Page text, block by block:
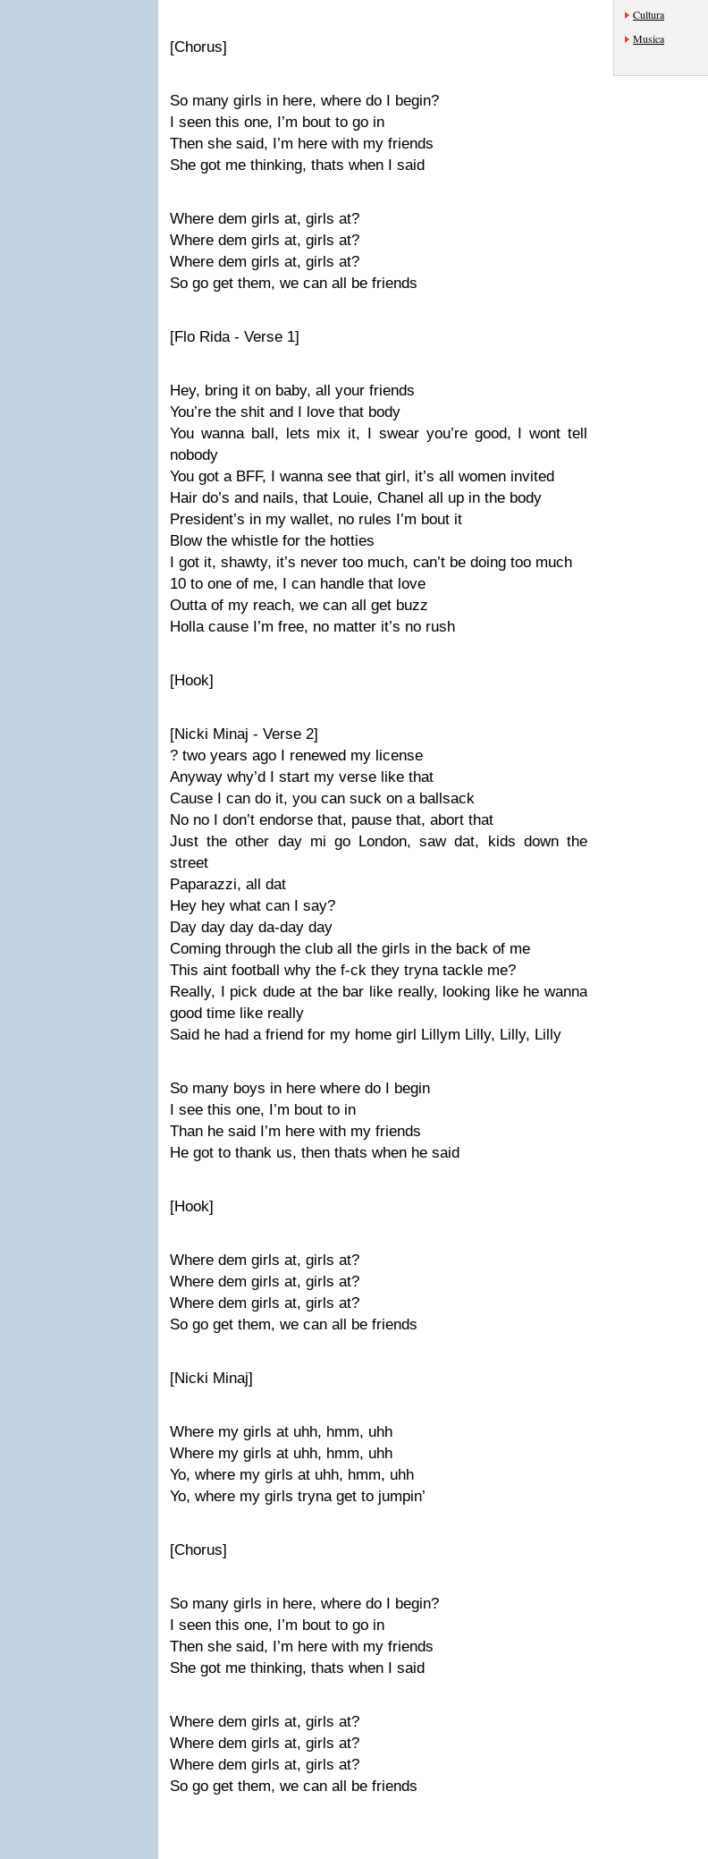
[Chorus]
So many girls in here, where do I begin?
I seen this one, I’m bout to go in
Then she said, I’m here with my friends
She got me thinking, thats when I said
Where dem girls at, girls at?
Where dem girls at, girls at?
Where dem girls at, girls at?
So go get them, we can all be friends
[Flo Rida - Verse 1]
Hey, bring it on baby, all your friends
You’re the shit and I love that body
You wanna ball, lets mix it, I swear you’re good, I wont tell
nobody
You got a BFF, I wanna see that girl, it’s all women invited
Hair do’s and nails, that Louie, Chanel all up in the body
President’s in my wallet, no rules I’m bout it
Blow the whistle for the hotties
I got it, shawty, it’s never too much, can’t be doing too much
10 to one of me, I can handle that love
Outta of my reach, we can all get buzz
Holla cause I’m free, no matter it’s no rush
[Hook]
[Nicki Minaj - Verse 2]
? two years ago I renewed my license
Anyway why’d I start my verse like that
Cause I can do it, you can suck on a ballsack
No no I don’t endorse that, pause that, abort that
Just the other day mi go London, saw dat, kids down the
street
Paparazzi, all dat
Hey hey what can I say?
Day day day da-day day
Coming through the club all the girls in the back of me
This aint football why the f-ck they tryna tackle me?
Really, I pick dude at the bar like really, looking like he wanna
good time like really
Said he had a friend for my home girl Lillym Lilly, Lilly, Lilly
So many boys in here where do I begin
I see this one, I’m bout to in
Than he said I’m here with my friends
He got to thank us, then thats when he said
[Hook]
Where dem girls at, girls at?
Where dem girls at, girls at?
Where dem girls at, girls at?
So go get them, we can all be friends
[Nicki Minaj]
Where my girls at uhh, hmm, uhh
Where my girls at uhh, hmm, uhh
Yo, where my girls at uhh, hmm, uhh
Yo, where my girls tryna get to jumpin’
[Chorus]
So many girls in here, where do I begin?
I seen this one, I’m bout to go in
Then she said, I’m here with my friends
She got me thinking, thats when I said
Where dem girls at, girls at?
Where dem girls at, girls at?
Where dem girls at, girls at?
So go get them, we can all be friends
Cultura
Musica